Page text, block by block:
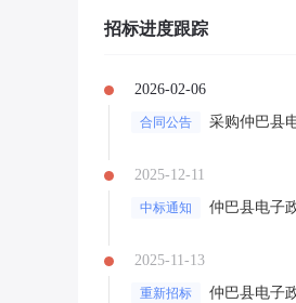
招标进度跟踪
2026-02-06
合同公告 采购仲巴县
2025-12-11
中标通知 仲巴县电子
2025-11-13
重新招标 仲巴县电子